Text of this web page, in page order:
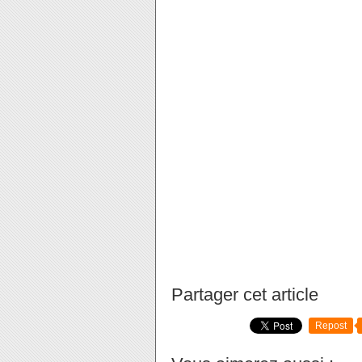
Partager cet article
Repost